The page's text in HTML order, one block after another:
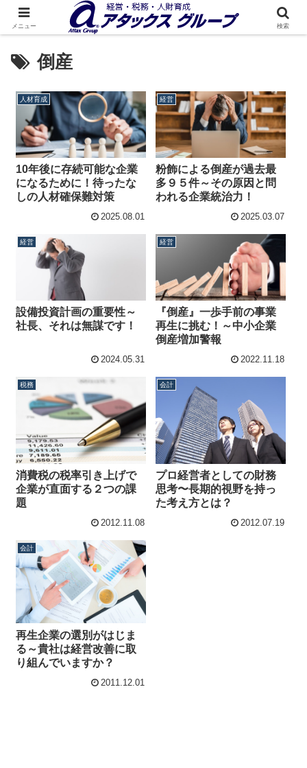
倒産
人材育成
10年後に存続可能な企業
になるために！待ったな
しの人材確保難対策
2025.08.01
経営
粉飾による倒産が過去最
多９５件～その原因と問
われる企業統治力！
2025.03.07
経営
設備投資計画の重要性～
社長、それは無謀です！
2024.05.31
経営
『倒産』一歩手前の事業
再生に挑む！～中小企業
倒産増加警報
2022.11.18
税務
消費税の税率引き上げで
企業が直面する２つの課
題
2012.11.08
会計
プロ経営者としての財務
思考〜長期的視野を持っ
た考え方とは？
2012.07.19
会計
再生企業の選別がはじま
る～貴社は経営改善に取
り組んでいますか？
2011.12.01
メニュー 検索